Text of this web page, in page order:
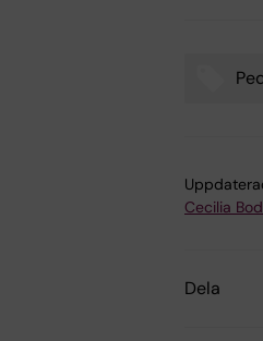
Cecilia
Dela